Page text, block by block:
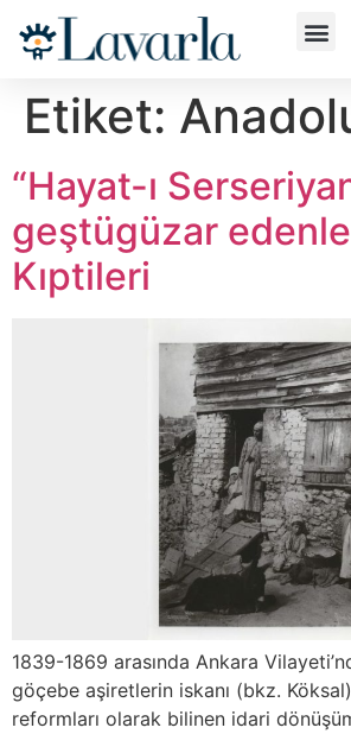
Etiket:
“Hayat-ı
geştügüzar
Kıptileri
1839-1869 arasında Ankara
göçebe aşiretlerin iskanı (bkz.
reformları olarak bilinen idari